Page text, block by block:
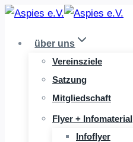
Zum
springenüber uns
Vereinsziele
Satzung
Mitgliedschaft
Flyer + Infomaterial
Infoflyer